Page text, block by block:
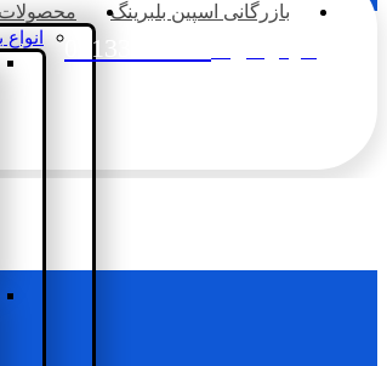
02133936833
بازرگانی اسپین بلبرینگ محصولات